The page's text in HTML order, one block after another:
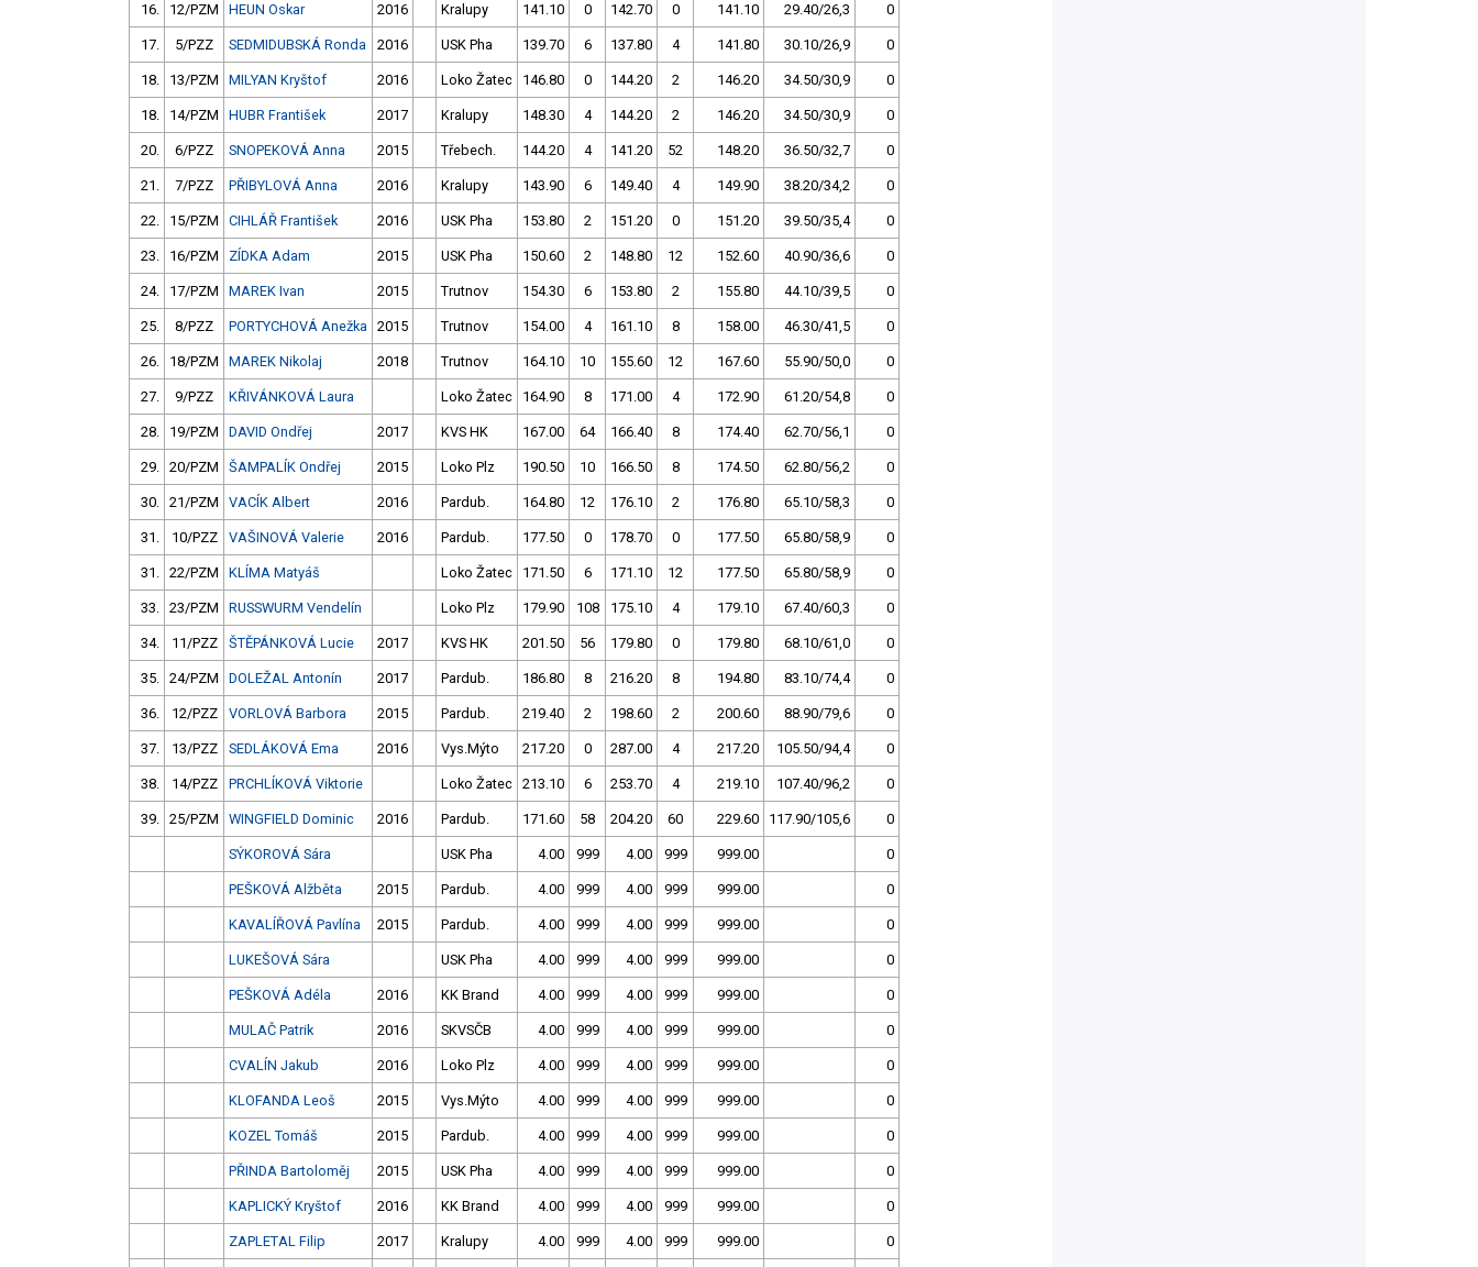
16. 12/PZM HEUN Oskar 2016 Kralupy 141.10 0 142.70 0 141.10 29.40/26,3 0
17. 5/PZZ SEDMIDUBSKÁ Ronda 2016 USK Pha 139.70 6 137.80 4 141.80 30.10/26,9 0
18. 13/PZM MILYAN Kryštof 2016 Loko Žatec 146.80 0 144.20 2 146.20 34.50/30,9 0
18. 14/PZM HUBR František 2017 Kralupy 148.30 4 144.20 2 146.20 34.50/30,9 0
20. 6/PZZ SNOPEKOVÁ Anna 2015 Třebech. 144.20 4 141.20 52 148.20 36.50/32,7 0
21. 7/PZZ PŘIBYLOVÁ Anna 2016 Kralupy 143.90 6 149.40 4 149.90 38.20/34,2 0
22. 15/PZM CIHLÁŘ František 2016 USK Pha 153.80 2 151.20 0 151.20 39.50/35,4 0
23. 16/PZM ZÍDKA Adam 2015 USK Pha 150.60 2 148.80 12 152.60 40.90/36,6 0
24. 17/PZM MAREK Ivan 2015 Trutnov 154.30 6 153.80 2 155.80 44.10/39,5 0
25. 8/PZZ PORTYCHOVÁ Anežka 2015 Trutnov 154.00 4 161.10 8 158.00 46.30/41,5 0
26. 18/PZM MAREK Nikolaj 2018 Trutnov 164.10 10 155.60 12 167.60 55.90/50,0 0
27. 9/PZZ KŘIVÁNKOVÁ Laura Loko Žatec 164.90 8 171.00 4 172.90 61.20/54,8 0
28. 19/PZM DAVID Ondřej 2017 KVS HK 167.00 64 166.40 8 174.40 62.70/56,1 0
29. 20/PZM ŠAMPALÍK Ondřej 2015 Loko Plz 190.50 10 166.50 8 174.50 62.80/56,2 0
30. 21/PZM VACÍK Albert 2016 Pardub. 164.80 12 176.10 2 176.80 65.10/58,3 0
31. 10/PZZ VAŠINOVÁ Valerie 2016 Pardub. 177.50 0 178.70 0 177.50 65.80/58,9 0
31. 22/PZM KLÍMA Matyáš Loko Žatec 171.50 6 171.10 12 177.50 65.80/58,9 0
33. 23/PZM RUSSWURM Vendelín Loko Plz 179.90 108 175.10 4 179.10 67.40/60,3 0
34. 11/PZZ ŠTĚPÁNKOVÁ Lucie 2017 KVS HK 201.50 56 179.80 0 179.80 68.10/61,0 0
35. 24/PZM DOLEŽAL Antonín 2017 Pardub. 186.80 8 216.20 8 194.80 83.10/74,4 0
36. 12/PZZ VORLOVÁ Barbora 2015 Pardub. 219.40 2 198.60 2 200.60 88.90/79,6 0
37. 13/PZZ SEDLÁKOVÁ Ema 2016 Vys.Mýto 217.20 0 287.00 4 217.20 105.50/94,4 0
38. 14/PZZ PRCHLÍKOVÁ Viktorie Loko Žatec 213.10 6 253.70 4 219.10 107.40/96,2 0
39. 25/PZM WINGFIELD Dominic 2016 Pardub. 171.60 58 204.20 60 229.60 117.90/105,6 0
SÝKOROVÁ Sára USK Pha 4.00 999 4.00 999 999.00 0
PEŠKOVÁ Alžběta 2015 Pardub. 4.00 999 4.00 999 999.00 0
KAVALÍŘOVÁ Pavlína 2015 Pardub. 4.00 999 4.00 999 999.00 0
LUKEŠOVÁ Sára USK Pha 4.00 999 4.00 999 999.00 0
PEŠKOVÁ Adéla 2016 KK Brand 4.00 999 4.00 999 999.00 0
MULAČ Patrik 2016 SKVSČB 4.00 999 4.00 999 999.00 0
CVALÍN Jakub 2016 Loko Plz 4.00 999 4.00 999 999.00 0
KLOFANDA Leoš 2015 Vys.Mýto 4.00 999 4.00 999 999.00 0
KOZEL Tomáš 2015 Pardub. 4.00 999 4.00 999 999.00 0
PŘINDA Bartoloměj 2015 USK Pha 4.00 999 4.00 999 999.00 0
KAPLICKÝ Kryštof 2016 KK Brand 4.00 999 4.00 999 999.00 0
ZAPLETAL Filip 2017 Kralupy 4.00 999 4.00 999 999.00 0